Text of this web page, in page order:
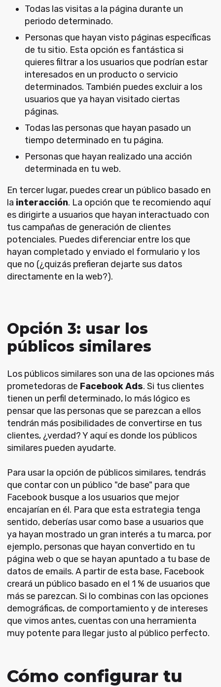
Todas las visitas a la página durante un
periodo determinado.
Personas que hayan visto páginas específicas
de tu sitio. Esta opción es fantástica si
quieres filtrar a los usuarios que podrían estar
interesados en un producto o servicio
determinados. También puedes excluir a los
usuarios que ya hayan visitado ciertas
páginas.
Todas las personas que hayan pasado un
tiempo determinado en tu página.
Personas que hayan realizado una acción
determinada en tu web.
En tercer lugar, puedes crear un público basado en
la interacción. La opción que te recomiendo aquí
es dirigirte a usuarios que hayan interactuado con
tus campañas de generación de clientes
potenciales. Puedes diferenciar entre los que
hayan completado y enviado el formulario y los
que no (¿quizás prefieran dejarte sus datos
directamente en la web?).
Opción 3: usar los
públicos similares
Los públicos similares son una de las opciones más
prometedoras de Facebook Ads. Si tus clientes
tienen un perfil determinado, lo más lógico es
pensar que las personas que se parezcan a ellos
tendrán más posibilidades de convertirse en tus
clientes, ¿verdad? Y aquí es donde los públicos
similares pueden ayudarte.
Para usar la opción de públicos similares, tendrás
que contar con un público "de base" para que
Facebook busque a los usuarios que mejor
encajarían en él. Para que esta estrategia tenga
sentido, deberías usar como base a usuarios que
ya hayan mostrado un gran interés a tu marca, por
ejemplo, personas que hayan convertido en tu
página web o que se hayan apuntado a tu base de
datos de emails. A partir de esta base, Facebook
creará un público basado en el 1 % de usuarios que
más se parezcan. Si lo combinas con las opciones
demográficas, de comportamiento y de intereses
que vimos antes, cuentas con una herramienta
muy potente para llegar justo al público perfecto.
Cómo configurar tu